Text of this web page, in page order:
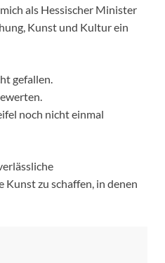
als Hessischer Minister
Kunst und Kultur ein
gefallen.
noch nicht einmal
Kunst zu schaffen, in denen